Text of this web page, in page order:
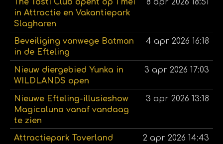
The Tosti Club opent op 1 mei
in Attractie en Vakantiepark
Slagharen
8 apr 2026 18:51
Beveiliging vanwege Batman
in de Efteling
4 apr 2026 16:18
Nieuw diergebied Yunka in
WILDLANDS open
3 apr 2026 17:03
Nieuwe Efteling-illusieshow
Magicaluna vanaf vandaag
te zien
3 apr 2026 13:18
Attractiepark Toverland
2 apr 2026 14:43